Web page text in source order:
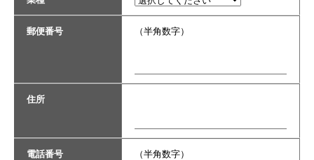
郵便番号 （半角数字）
住所
電話番号 （半角数字）